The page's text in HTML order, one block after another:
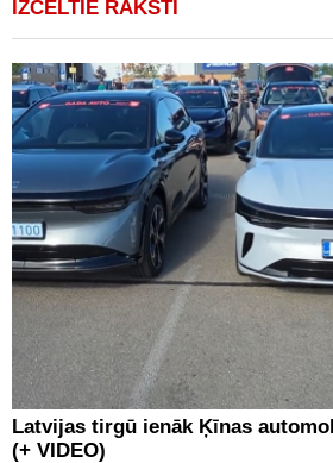
IZCELTIE RAKSTI
Latvijas tirgū ienāk Ķīnas
(+ VIDEO)